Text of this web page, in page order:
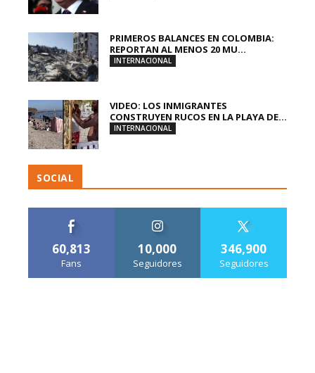
PRIMEROS BALANCES EN COLOMBIA:
REPORTAN AL MENOS 20 MU...
INTERNACIONAL
VIDEO: LOS INMIGRANTES
CONSTRUYEN RUCOS EN LA PLAYA DE...
INTERNACIONAL
SOCIAL
60,813
Fans
10,000
Seguidores
346,900
Seguidores